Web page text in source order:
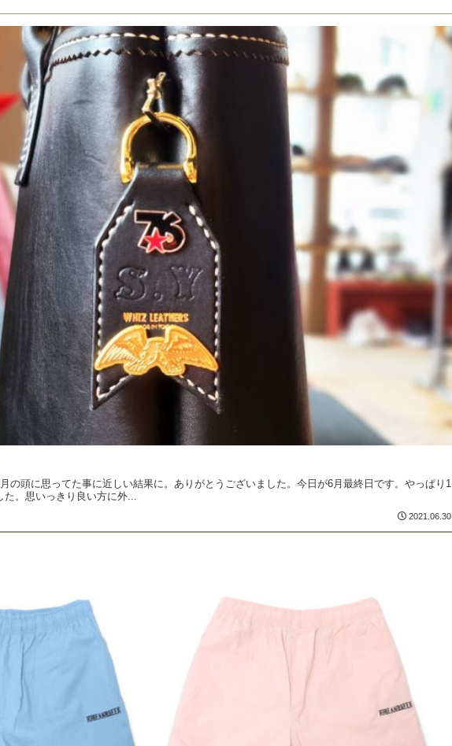
の頭に思ってた事に近しい結果に。ありがとうございました。今日が6月最終日です。やっぱり1
た。思いっきり良い方に外...
2021.06.30